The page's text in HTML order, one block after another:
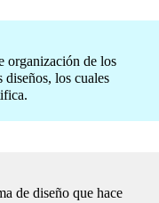
organización de los
los cuales
de diseño que hace